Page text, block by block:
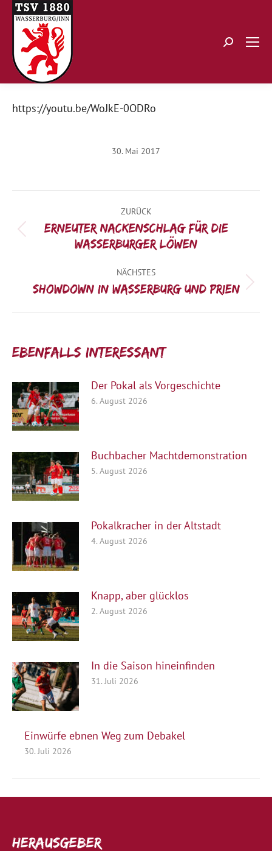
Search:
https://youtu.be/WoJkE-0ODRo
30. Mai 2017
ZURÜCK
Vorheriger
Beitrag:
Erneuter Nackenschlag für die
Wasserburger Löwen
NÄCHSTES
Nächster
Showdown in Wasserburg und Prien
Ebenfalls interessant:
Der Pokal als Vorgeschichte
6. August 2026
Buchbacher Machtdemonstration
5. August 2026
Pokalkracher in der Altstadt
4. August 2026
Knapp, aber glücklos
2. August 2026
In die Saison hineinfinden
31. Juli 2026
Einwürfe ebnen Weg zum Debakel
30. Juli 2026
Herausgeber